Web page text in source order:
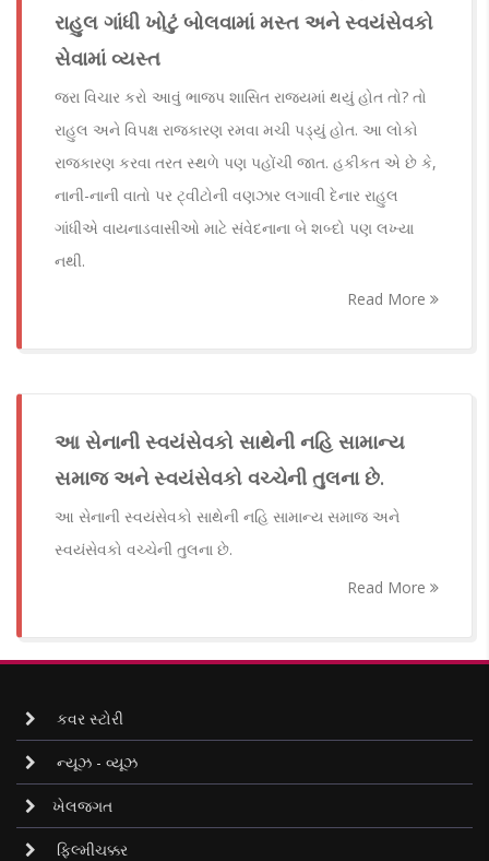
રાહુલ ગાંધી ખોટું બોલવામાં મસ્ત અને સ્વયંસેવકો
સેવામાં વ્યસ્ત
જરા વિચાર કરો આવું ભાજપ શાસિત રાજ્યમાં થયું હોત તો? તો
રાહુલ અને વિપક્ષ રાજકારણ રમવા મચી પડ્યું હોત. આ લોકો
રાજકારણ કરવા તરત સ્થળે પણ પહોંચી જાત. હકીકત એ છે કે,
નાની-નાની વાતો પર ટ્વીટોની વણઝાર લગાવી દેનાર રાહુલ
ગાંધીએ વાયનાડવાસીઓ માટે સંવેદનાના બે શબ્દો પણ લખ્યા
નથી.
Read More
આ સેનાની સ્વયંસેવકો સાથેની નહિ સામાન્ય
સમાજ અને સ્વયંસેવકો વચ્ચેની તુલના છે.
આ સેનાની સ્વયંસેવકો સાથેની નહિ સામાન્ય સમાજ અને
સ્વયંસેવકો વચ્ચેની તુલના છે.
Read More
કવર સ્ટોરી
ન્યૂઝ - વ્યૂઝ
ખેલજગત
ફિલ્મીચક્કર